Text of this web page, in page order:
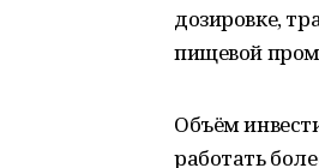
дозировке,
пищевой
Объём
работать